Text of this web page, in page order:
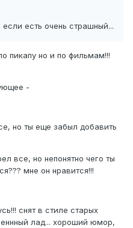
есть очень страшный...
пикапу но и по фильмам!!!
-
но ты еще забыл добавить
все, но непонятно чего ты
мне он нравится!!!
снят в стиле старых
лад... хороший юмор,